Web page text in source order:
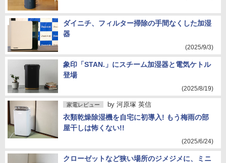
ダイニチ、フィルター掃除の手間なくした加湿
器
(2025/9/3)
象印「STAN.」にスチーム加湿器と電気ケトル
登場
(2025/8/19)
家電レビュー by 河原塚 英信
衣類乾燥除湿機を自宅に初導入! もう梅雨の部
屋干しは怖くない!!
(2025/6/24)
クローゼットなど狭い場所のジメジメに、ミニ